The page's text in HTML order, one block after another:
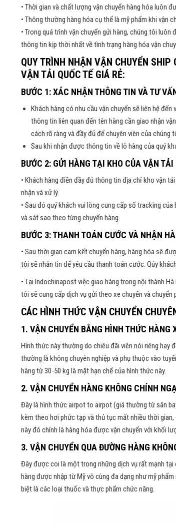
• Thời gian và chất lượng vận chuyển hàng hóa luôn
• Thông thường hàng hóa cụ thể là mỹ phẩm khi vận
• Trong quá trình vận chuyển gửi hàng, chúng tôi
thông tin kịp thời nhất về tình trạng hàng hóa vận
QUY TRÌNH NHẬN VẬN CHUYỂN
VẬN TẢI QUỐC TẾ GIÁ RẺ:
BƯỚC 1: XÁC NHẬN THÔNG TIN VÀ TƯ
Khách hàng có nhu cầu vận chuyển sẽ liên hệ
thông tin liên quan đến tên hàng cần giao nhận
cách rõ ràng và đầy đủ để chuyên viên của
Sau khi nhận được thông tin về lô hàng của quý
BƯỚC 2: GỬI HÀNG TẠI KHO CỦA VẬN
• Khách hàng điền đầy đủ thông tin địa chỉ kho vận
nhận và xử lý.
• Sau đó quý khách vui lòng cung cấp số tracking
và sát sao theo từng chuyến hàng.
BƯỚC 3: THANH TOÁN CƯỚC VÀ NHẬN
• Sau thời gian cam kết chuyển hàng, hàng hóa sẽ
tôi sẽ nhắn tin để yêu cầu thanh toán cước. Qúy
• Tại Indochinapost việc giao hàng trong nội thành
tôi sẽ cung cấp dịch vụ gửi theo xe chuyến và
CÁC HÌNH THỨC VẬN CHUYỂN
1. VẬN CHUYỂN BẰNG HÌNH THỨC HÀNG
Hình thức này thường do chiêu đãi viên nói riêng hay
thường là không chuyên nghiệp và phụ thuộc vào
hàng từ 30-50 kg là mặt hạn chế của hình thức này.
2. VẬN CHUYỂN HÀNG KHÔNG CHÍNH
Đây là hình thức airpot to airpot (giá thường từ sân
kèm theo hơi phức tạp và thủ tục mất nhiều thời
này đó chính là hàng hóa được vận chuyển với khối
3. VẬN CHUYỂN QUA ĐƯỜNG HÀNG
Đây được coi là một trong những dịch vụ rất mạnh
hàng được nhập từ Mỹ vô cùng đa dạng như mỹ
biệt là các loại thuốc và thực phẩm chức năng.